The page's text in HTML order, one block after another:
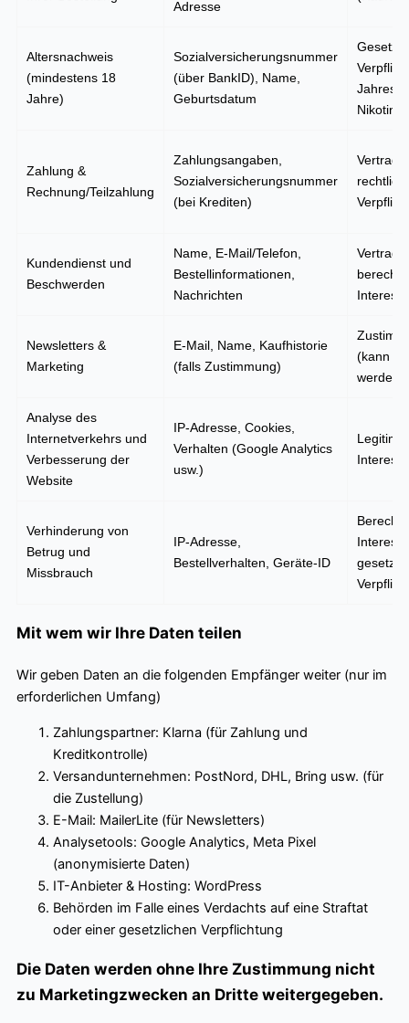
Adresse
Altersnachweis
(mindestens 18
Jahre)
Sozialversicherungsnummer
(über BankID), Name,
Geburtsdatum
Zahlung &
Rechnung/Teilzahlung
Zahlungsangaben,
Sozialversicherungsnummer
(bei Krediten)
Vertrag +
Kundendienst und
Beschwerden
Name, E-Mail/Telefon,
Bestellinformationen,
Nachrichten
Vertrag +
Newsletters &
Marketing
E-Mail, Name, Kaufhistorie
(falls Zustimmung)
(kann
werden)
Analyse des
Internetverkehrs und
Verbesserung der
Website
IP-Adresse, Cookies,
Verhalten (Google Analytics
usw.)
Verhinderung von
Betrug und
Missbrauch
IP-Adresse,
Bestellverhalten, Geräte-ID
Mit wem wir Ihre Daten teilen
Wir geben Daten an die folgenden Empfänger weiter (nur im
erforderlichen Umfang)
Zahlungspartner: Klarna (für Zahlung und
Kreditkontrolle)
Versandunternehmen: PostNord, DHL, Bring usw. (für
die Zustellung)
E-Mail: MailerLite (für Newsletters)
Analysetools: Google Analytics, Meta Pixel
(anonymisierte Daten)
IT-Anbieter & Hosting: WordPress
Behörden im Falle eines Verdachts auf eine Straftat
oder einer gesetzlichen Verpflichtung
Die Daten werden ohne Ihre Zustimmung nicht
zu Marketingzwecken an Dritte weitergegeben.